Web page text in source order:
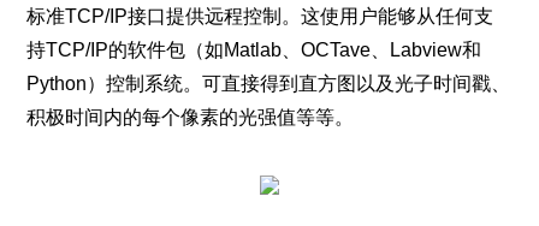
标准TCP/IP接口提供远程控制。这使用户能够从任何支
持TCP/IP的软件包（如Matlab、OCTave、Labview和
Python）控制系统。可直接得到直方图以及光子时间戳、
积极时间内的每个像素的光强值等等。